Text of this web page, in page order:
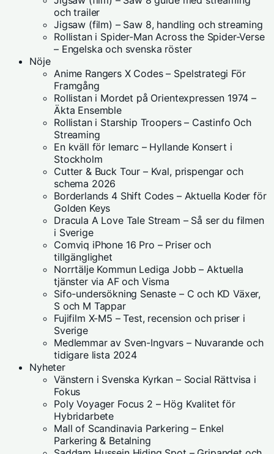
och trailer
Jigsaw (film) – Saw 8, handling och streaming
Rollistan i Spider-Man Across the Spider-Verse
– Engelska och svenska röster
Nöje
Anime Rangers X Codes – Spelstrategi För
Framgång
Rollistan i Mordet på Orientexpressen 1974 –
Äkta Ensemble
Rollistan i Starship Troopers – Castinfo Och
Streaming
En kväll för lemarc – Hyllande Konsert i
Stockholm
Cutter & Buck Tour – Kval, prispengar och
schema 2026
Borderlands 4 Shift Codes – Aktuella Koder för
Golden Keys
Dracula A Love Tale Stream – Så ser du filmen
i Sverige
Comviq iPhone 16 Pro – Priser och
tillgänglighet
Norrtälje Kommun Lediga Jobb – Aktuella
tjänster via AF och Visma
Sifo-undersökning Senaste – C och KD Växer,
S och M Tappar
Fujifilm X-M5 – Test, recension och priser i
Sverige
Medlemmar av Sven-Ingvars – Nuvarande och
tidigare lista 2024
Nyheter
Vänstern i Svenska Kyrkan – Social Rättvisa i
Fokus
Poly Voyager Focus 2 – Hög Kvalitet för
Hybridarbete
Mall of Scandinavia Parkering – Enkel
Parkering & Betalning